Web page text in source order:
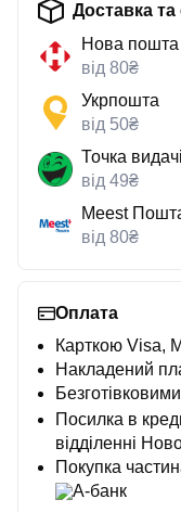
Доставка та
Нова пошта
від 80₴
Укрпошта
від 50₴
Точка
від 49₴
Meest
від 80₴
Оплата
Карткою Visa,
Накладений
Посилка в
відділенні
Покупка
А-банк